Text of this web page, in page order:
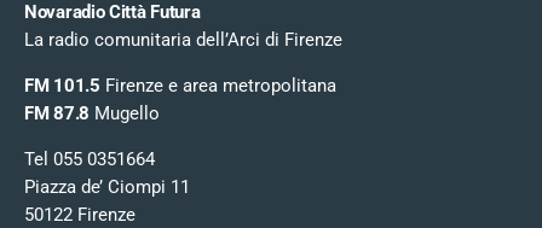
Novaradio Città Futura
La radio comunitaria dell’Arci di Firenze
FM 101.5 Firenze e area metropolitana
FM 87.8 Mugello
Tel 055 0351664
Piazza de’ Ciompi 11
50122 Firenze